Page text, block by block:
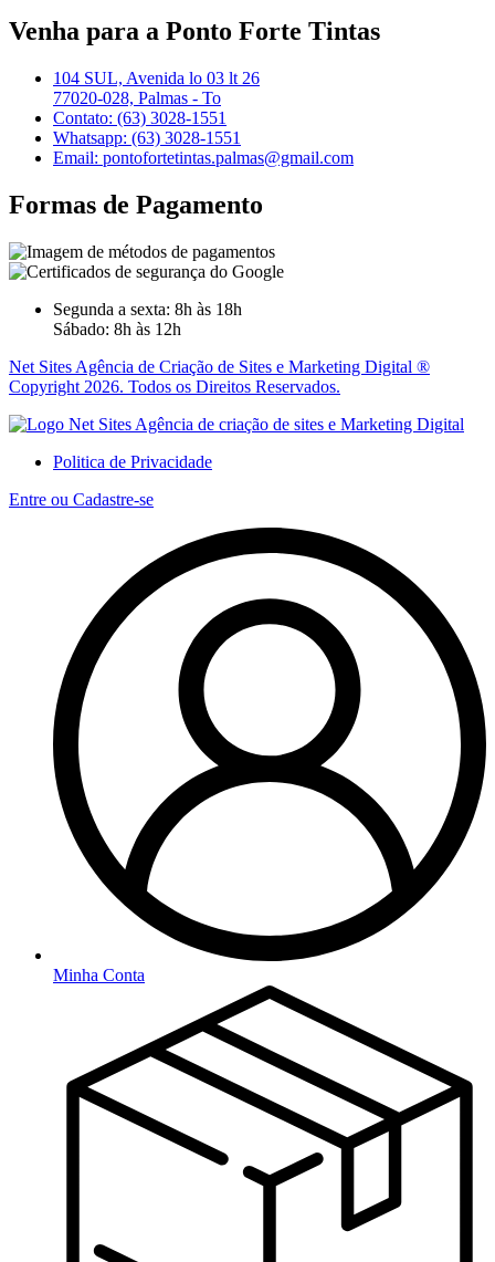
Venha para a Ponto Forte Tintas
104 SUL, Avenida lo 03 lt 26
77020-028, Palmas - To
Contato: (63) 3028-1551
Whatsapp: (63) 3028-1551
Email: pontofortetintas.palmas@gmail.com
Formas de Pagamento
Segunda a sexta: 8h às 18h
Sábado: 8h às 12h
Net Sites Agência de Criação de Sites e Marketing Digital ®
Copyright 2026. Todos os Direitos Reservados.
Politica de Privacidade
Entre ou Cadastre-se
Minha Conta